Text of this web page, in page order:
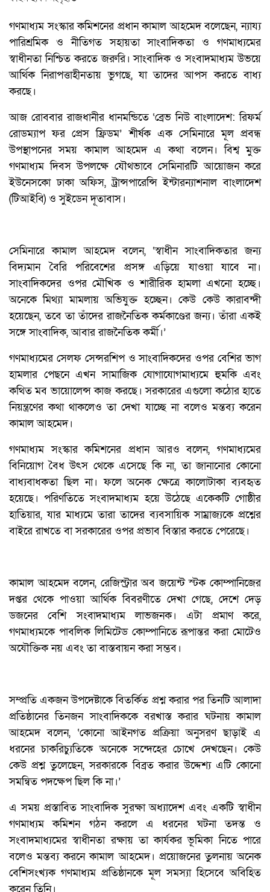
গণমাধ্যম সংস্কার কমিশনের প্রধান কামাল আহমেদ বলেছেন, ন্যায্য
পারিশ্রমিক ও নীতিগত সহায়তা সাংবাদিকতা ও গণমাধ্যমের
স্বাধীনতা নিশ্চিত করতে জরুরি। সাংবাদিক ও সংবাদমাধ্যম উভয়ে
আর্থিক নিরাপত্তাহীনতায় ভুগছে, যা তাদের আপস করতে বাধ্য
করছে।
আজ রোববার রাজধানীর ধানমন্ডিতে ‘ব্রেভ নিউ বাংলাদেশ: রিফর্ম
রোডম্যাপ ফর প্রেস ফ্রিডম’ শীর্ষক এক সেমিনারে মূল প্রবন্ধ
উপস্থাপনের সময় কামাল আহমেদ এ কথা বলেন। বিশ্ব মুক্ত
গণমাধ্যম দিবস উপলক্ষে যৌথভাবে সেমিনারটি আয়োজন করে
ইউনেসকো ঢাকা অফিস, ট্রান্সপারেন্সি ইন্টারন্যাশনাল বাংলাদেশ
(টিআইবি) ও সুইডেন দূতাবাস।
সেমিনারে কামাল আহমেদ বলেন, ‘স্বাধীন সাংবাদিকতার জন্য
বিদ্যমান বৈরি পরিবেশের প্রসঙ্গ এড়িয়ে যাওয়া যাবে না।
সাংবাদিকদের ওপর মৌখিক ও শারীরিক হামলা এখনো হচ্ছে।
অনেকে মিথ্যা মামলায় অভিযুক্ত হচ্ছেন। কেউ কেউ কারাবন্দী
হয়েছেন, তবে তা তাঁদের রাজনৈতিক কর্মকাণ্ডের জন্য। তাঁরা একই
সঙ্গে সাংবাদিক, আবার রাজনৈতিক কর্মী।’
গণমাধ্যমের সেলফ সেন্সরশিপ ও সাংবাদিকদের ওপর বেশির ভাগ
হামলার পেছনে এখন সামাজিক যোগাযোগমাধ্যমে হুমকি এবং
কথিত মব ভায়োলেন্স কাজ করছে। সরকারের এগুলো কঠোর হাতে
নিয়ন্ত্রণের কথা থাকলেও তা দেখা যাচ্ছে না বলেও মন্তব্য করেন
কামাল আহমেদ।
গণমাধ্যম সংস্কার কমিশনের প্রধান আরও বলেন, গণমাধ্যমের
বিনিয়োগ বৈধ উৎস থেকে এসেছে কি না, তা জানানোর কোনো
বাধ্যবাধকতা ছিল না। ফলে অনেক ক্ষেত্রে কালোটাকা ব্যবহৃত
হয়েছে। পরিণতিতে সংবাদমাধ্যম হয়ে উঠেছে একেকটি গোষ্ঠীর
হাতিয়ার, যার মাধ্যমে তারা তাদের ব্যবসায়িক সাম্রাজ্যকে প্রশ্নের
বাইরে রাখতে বা সরকারের ওপর প্রভাব বিস্তার করতে পেরেছে।
কামাল আহমেদ বলেন, রেজিস্ট্রার অব জয়েন্ট স্টক কোম্পানিজের
দপ্তর থেকে পাওয়া আর্থিক বিবরণীতে দেখা গেছে, দেশে দেড়
ডজনের বেশি সংবাদমাধ্যম লাভজনক। এটা প্রমাণ করে,
গণমাধ্যমকে পাবলিক লিমিটেড কোম্পানিতে রূপান্তর করা মোটেও
অযৌক্তিক নয় এবং তা বাস্তবায়ন করা সম্ভব।
সম্প্রতি একজন উপদেষ্টাকে বিতর্কিত প্রশ্ন করার পর তিনটি আলাদা
প্রতিষ্ঠানের তিনজন সাংবাদিককে বরখাস্ত করার ঘটনায় কামাল
আহমেদ বলেন, ‘কোনো আইনগত প্রক্রিয়া অনুসরণ ছাড়াই এ
ধরনের চাকরিচ্যুতিকে অনেকে সন্দেহের চোখে দেখছেন। কেউ
কেউ প্রশ্ন তুলেছেন, সরকারকে বিব্রত করার উদ্দেশ্য এটি কোনো
সমন্বিত পদক্ষেপ ছিল কি না।’
এ সময় প্রস্তাবিত সাংবাদিক সুরক্ষা অধ্যাদেশ এবং একটি স্বাধীন
গণমাধ্যম কমিশন গঠন করলে এ ধরনের ঘটনা তদন্ত ও
সংবাদমাধ্যমের স্বাধীনতা রক্ষায় তা কার্যকর ভূমিকা নিতে পারে
বলেও মন্তব্য করনে কামাল আহমেদ। প্রয়োজনের তুলনায় অনেক
বেশিসংখ্যক গণমাধ্যম প্রতিষ্ঠানকে মূল সমস্যা হিসেবে অবিহিত